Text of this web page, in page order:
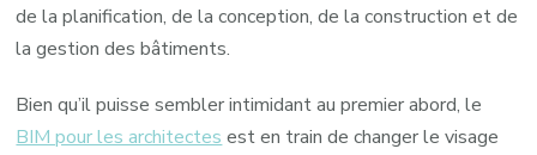
de la planification, de la conception, de la construction et de
la gestion des bâtiments.
Bien qu’il puisse sembler intimidant au premier abord, le
BIM pour les architectes est en train de changer le visage